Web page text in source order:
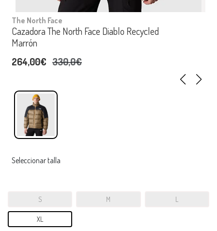
The North Face
Cazadora The North Face Diablo Recycled
Marrón
264,00€ 330,0€
Seleccionar talla
S M L
XL